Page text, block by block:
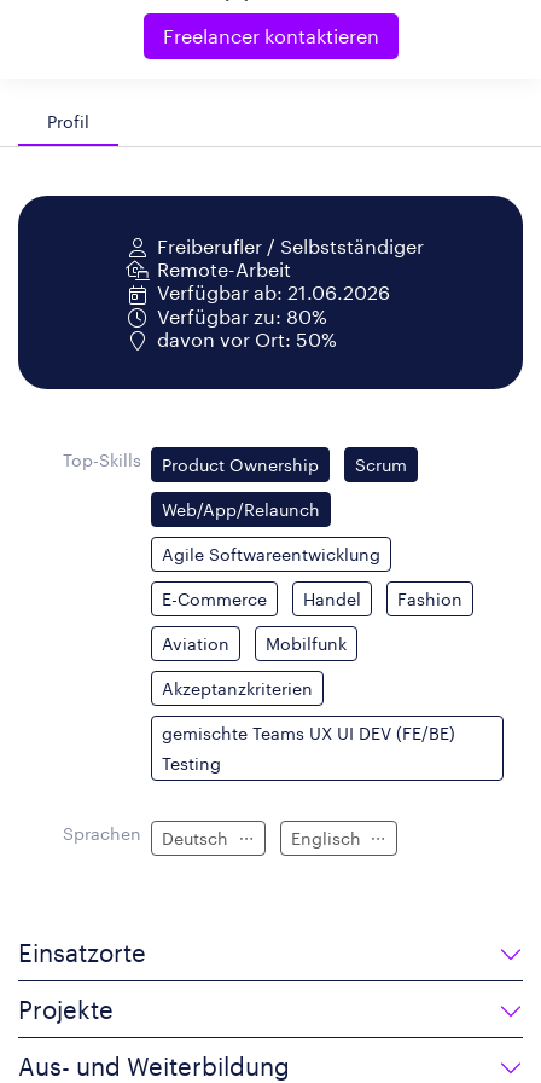
Freelancer kontaktieren
Profil
Freiberufler / Selbstständiger
Remote-Arbeit
Verfügbar ab: 21.06.2026
Verfügbar zu: 80%
davon vor Ort: 50%
Top-Skills Product Ownership Scrum
Web/App/Relaunch
Agile Softwareentwicklung
E-Commerce Handel Fashion
Aviation Mobilfunk
Akzeptanzkriterien
gemischte Teams UX UI DEV (FE/BE)
Testing
Sprachen Deutsch Englisch
Einsatzorte
Projekte
Aus- und Weiterbildung